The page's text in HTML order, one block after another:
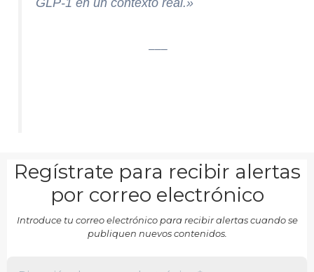
Regístrate para recibir alertas
por correo electrónico
Introduce tu correo electrónico para recibir alertas cuando se
publiquen nuevos contenidos.